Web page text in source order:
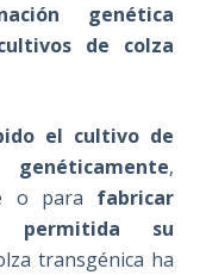
genética
de colza
el cultivo de
,
o para fabricar
su
transgénica ha